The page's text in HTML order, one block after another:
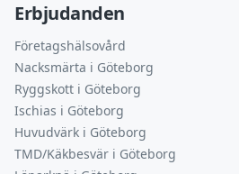
Erbjudanden
Företagshälsovård
Nacksmärta i Göteborg
Ryggskott i Göteborg
Ischias i Göteborg
Huvudvärk i Göteborg
TMD/Käkbesvär i Göteborg